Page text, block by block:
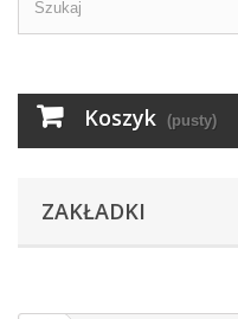
Koszyk (pusty)
ZAKŁADKI